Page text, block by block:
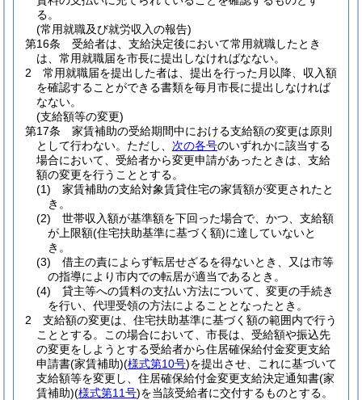
る。
(常用就職及び就労収入の報告)
第16条
受給者は、支給決定後において常用就職したとき
は、常用就職届を市長に提出しなければなない。
2
常用就職届を提出した者は、提出を行った月以降、収入額
を確認することができる書類を毎月市長に提出しなければ
なない。
(支給額等の変更)
第17条
家賃補助の受給期間中における支給額の変更は原則
として行わない。 ただし、 次の各号のいずれかに該当する
場合において、受給者から変更申請があったときは、支給
額の変更を行うこととする。
(1)
家賃補助の支給対象賃貸住宅の家賃額が変更されたと
き。
(2)
世帯収入額が基準額を下回った場合で、かつ、支給額
が上限額(住宅扶助基準に基づく額)に達していないと
き。
(3)
借主の責によらず転居せざるを得ないとき、又は市等
の指導により市内での転居が適当であるとき。
(4)
貸主等への賃料の支払い方法について、変更の手続き
を行い、代理受領の方法によることとなったとき。
2
支給額の変更は、住宅扶助基準に基づく額の範囲内で行う
こととする。
この場合において、市長は、受給額や振込先
の変更をしようとする受給者から住居確保給付金変更支給
申請書(家賃補助)(様式第10号)を提出させ、これに基づいて
支給額等を変更し、住居確保給付金変更支給決定通知書(家
賃補助)(様式第11号)を当該受給者に交付するものとする。